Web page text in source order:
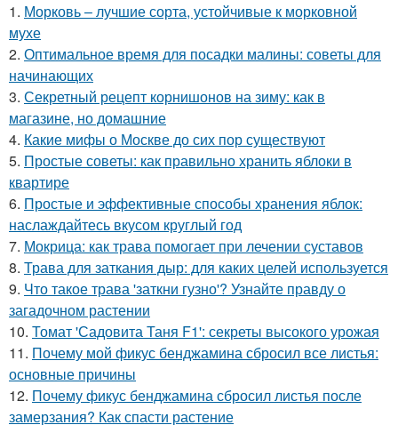
1. Морковь – лучшие сорта, устойчивые к морковной
мухе
2. Оптимальное время для посадки малины: советы для
начинающих
3. Секретный рецепт корнишонов на зиму: как в
магазине, но домашние
4. Какие мифы о Москве до сих пор существуют
5. Простые советы: как правильно хранить яблоки в
квартире
6. Простые и эффективные способы хранения яблок:
наслаждайтесь вкусом круглый год
7. Мокрица: как трава помогает при лечении суставов
8. Трава для заткания дыр: для каких целей используется
9. Что такое трава 'заткни гузно'? Узнайте правду о
загадочном растении
10. Томат 'Садовита Таня F1': секреты высокого урожая
11. Почему мой фикус бенджамина сбросил все листья:
основные причины
12. Почему фикус бенджамина сбросил листья после
замерзания? Как спасти растение